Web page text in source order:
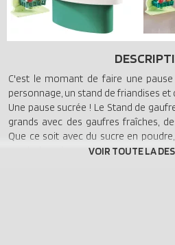
C'est le momant de faire une
personnage, un stand de friandises et
Une pause sucrée ! Le Stand de
grands avec des gaufres fraîches,
Que ce soit avec du sucre en
ou de la crème au chocolat, ces